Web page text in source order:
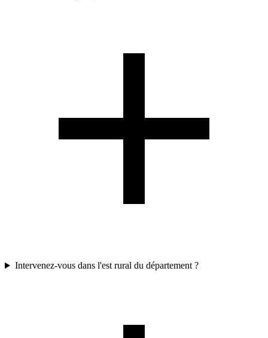
Intervenez-vous dans l'est rural du département ?